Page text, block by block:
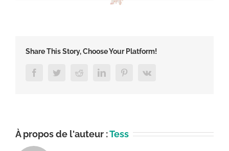
Share This Story, Choose Your Platform!
FacebookTwitterRedditLinkedInPinterestVk
À propos de l'auteur :Tess